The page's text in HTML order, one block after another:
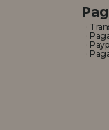
·
·
·
·